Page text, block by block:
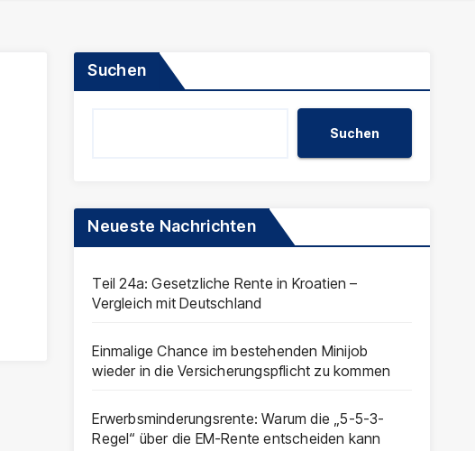
Suchen
Suchen
Neueste Nachrichten
Teil 24a: Gesetzliche Rente in Kroatien –
Vergleich mit Deutschland
Einmalige Chance im bestehenden Minijob
wieder in die Versicherungspflicht zu kommen
Erwerbsminderungsrente: Warum die „5-5-3-
Regel“ über die EM-Rente entscheiden kann